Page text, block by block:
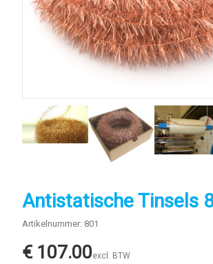
Antistatische Tinsels
Artikelnummer: 801
€ 107.00excl. BTW